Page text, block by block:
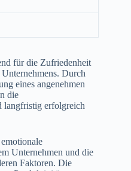
für die Zufriedenheit
Durch
eines angenehmen
die
langfristig erfolgreich
Unternehmen und die
Faktoren. Die